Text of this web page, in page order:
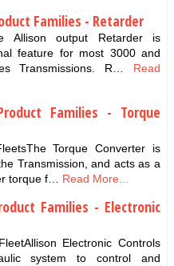
Families - Retarder
Allison output Retarder is
feature for most 3000 and
Transmissions. R…
Read
Families - Torque
Torque Converter is
Transmission, and acts as a
torque f…
Read More...
Families - Electronic
Electronic Controls
system to control and